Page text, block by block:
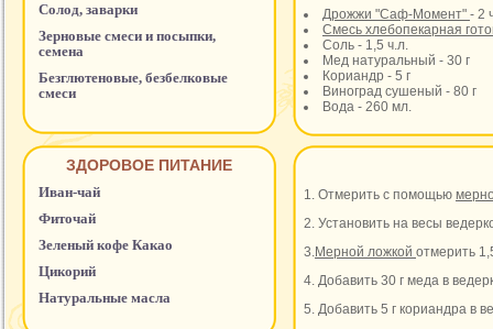
Солод, заварки
Зерновые смеси и посыпки,
семена
Безглютеновые, безбелковые
смеси
ЗДОРОВОЕ ПИТАНИЕ
Иван-чай
Фиточай
Зеленый кофе Какао
Цикорий
Натуральные масла
Дрожжи "Саф-Момент" - 2
Смесь хлебопекарная
Соль - 1,5 ч.л.
Мед натуральный - 30 г
Кориандр - 5 г
Виноград сушеный - 80 г
Вода - 260 мл.
1. Отмерить с помощью
2. Установить на весы
3.Мерной ложкой отмерить
4. Добавить 30 г меда в
5. Добавить 5 г кориандра в